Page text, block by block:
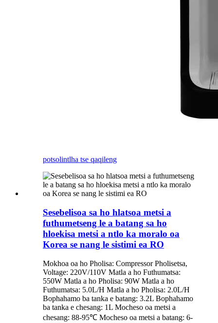
potsolintlha tse qaqileng
Sesebelisoa sa ho hlatsoa metsi a
futhumetseng le a batang sa ho
hloekisa metsi a ntlo ka moralo oa
Korea se nang le sistimi ea RO
Mokhoa oa ho Pholisa: Compressor Pholisetsa,
Voltage: 220V/110V Matla a ho Futhumatsa:
550W Matla a ho Pholisa: 90W Matla a ho
Futhumatsa: 5.0L/H Matla a ho Pholisa: 2.0L/H
Bophahamo ba tanka e batang: 3.2L Bophahamo
ba tanka e chesang: 1L Mocheso oa metsi a
chesang: 88-95℃ Mocheso oa metsi a batang: 6-